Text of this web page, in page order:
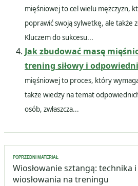
mięśniowej to cel wielu mężczyzn,
poprawić swoją sylwetkę, ale także
Kluczem do sukcesu...
Jak zbudować masę
trening siłowy i
mięśniowej to proces, który
także wiedzy na temat
osób, zwłaszcza...
Nawigacja
wpisu
POPRZEDNI MATERIAŁ
Wiosłowanie sztangą: technika
wiosłowania na treningu